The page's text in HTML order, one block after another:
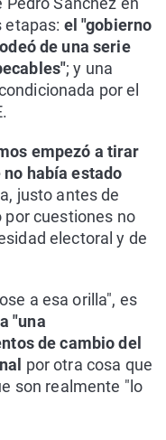
etapas: el "gobierno
de una serie
; y una
por el
empezó a tirar
no había estado
justo antes de
por cuestiones no
electoral y de
a esa orilla", es
"una
de cambio del
por otra cosa que
son realmente "lo